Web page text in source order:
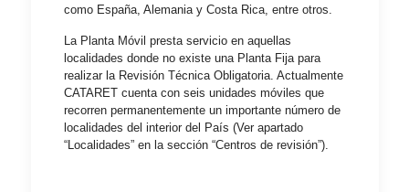
como España, Alemania y Costa Rica, entre otros.
La Planta Móvil presta servicio en aquellas
localidades donde no existe una Planta Fija para
realizar la Revisión Técnica Obligatoria. Actualmente
CATARET cuenta con seis unidades móviles que
recorren permanentemente un importante número de
localidades del interior del País (Ver apartado
“Localidades” en la sección “Centros de revisión”).